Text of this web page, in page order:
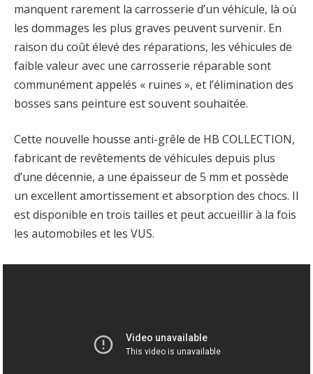
manquent rarement la carrosserie d’un véhicule, là où
les dommages les plus graves peuvent survenir. En
raison du coût élevé des réparations, les véhicules de
faible valeur avec une carrosserie réparable sont
communément appelés « ruines », et l’élimination des
bosses sans peinture est souvent souhaitée.
Cette nouvelle housse anti-grêle de HB COLLECTION,
fabricant de revêtements de véhicules depuis plus
d’une décennie, a une épaisseur de 5 mm et possède
un excellent amortissement et absorption des chocs. Il
est disponible en trois tailles et peut accueillir à la fois
les automobiles et les VUS.